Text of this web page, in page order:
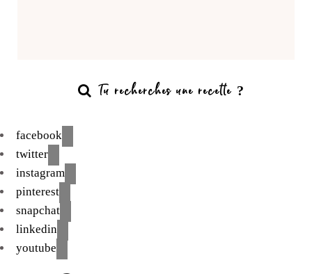
facebook
twitter
instagram
pinterest
snapchat
linkedin
youtube